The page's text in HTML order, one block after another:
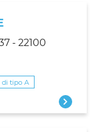
- 22100
di tipo A